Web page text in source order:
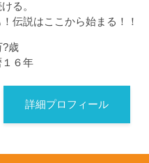
る。
伝説はここから始まる！！
歳
６年
詳細プロフィール